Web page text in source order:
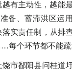
有主动性，越能
备、蓄滞洪区运
实责任制，从排
每个环节都不能疏
市鄱阳县问桂道